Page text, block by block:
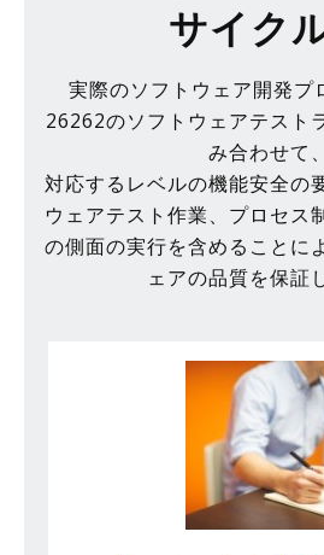
サイク
実際のソフトウェア開発プ
26262のソフトウェアテスト
み合わせて、
対応するレベルの機能安全の
ウェアテスト作業、プロセス
の側面の実行を含めることに
ェアの品質を保証